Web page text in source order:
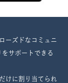
ーズドなコミュニ
サポートできる
けに割り当てられ